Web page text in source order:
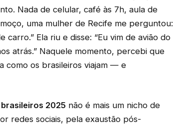
Nada de celular, café às 7h, aula de
uma mulher de Recife me perguntou:
carro.” Ela riu e disse: “Eu vim de avião do
atrás.” Naquele momento, percebi que
como os brasileiros viajam — e
2025 não é mais um nicho de
redes sociais, pela exaustão pós-